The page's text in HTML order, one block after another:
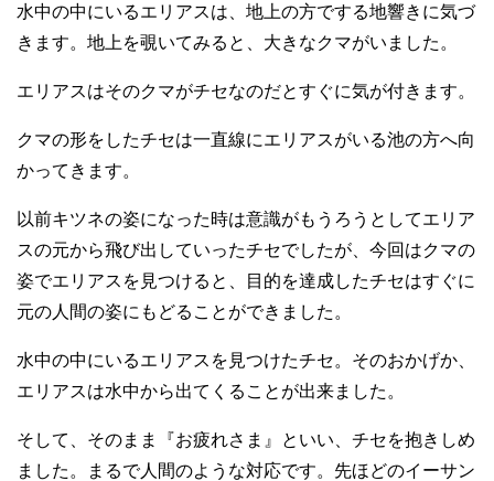
水中の中にいるエリアスは、地上の方でする地響きに気づ
きます。地上を覗いてみると、大きなクマがいました。
エリアスはそのクマがチセなのだとすぐに気が付きます。
クマの形をしたチセは一直線にエリアスがいる池の方へ向
かってきます。
以前キツネの姿になった時は意識がもうろうとしてエリア
スの元から飛び出していったチセでしたが、今回はクマの
姿でエリアスを見つけると、目的を達成したチセはすぐに
元の人間の姿にもどることができました。
水中の中にいるエリアスを見つけたチセ。そのおかげか、
エリアスは水中から出てくることが出来ました。
そして、そのまま『お疲れさま』といい、チセを抱きしめ
ました。まるで人間のような対応です。先ほどのイーサン